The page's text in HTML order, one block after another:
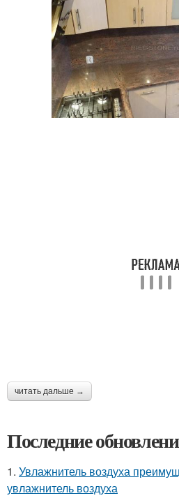
читать дальше →
Последние
1. Увлажнитель воздуха
увлажнитель воздуха